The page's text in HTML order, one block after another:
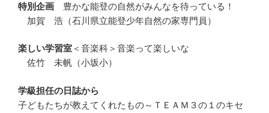
特別企画 豊かな能登の自然がみんなを待っている！
加賀 浩（石川県立能登少年自然の家専門員）
楽しい学習室 ＜音楽科＞音楽って楽しいな
佐竹 未帆（小坂小）
学級担任の日誌から
子どもたちが教えてくれたもの～ＴＥＡＭ３の１のキセ